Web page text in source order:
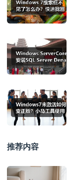
推荐内容